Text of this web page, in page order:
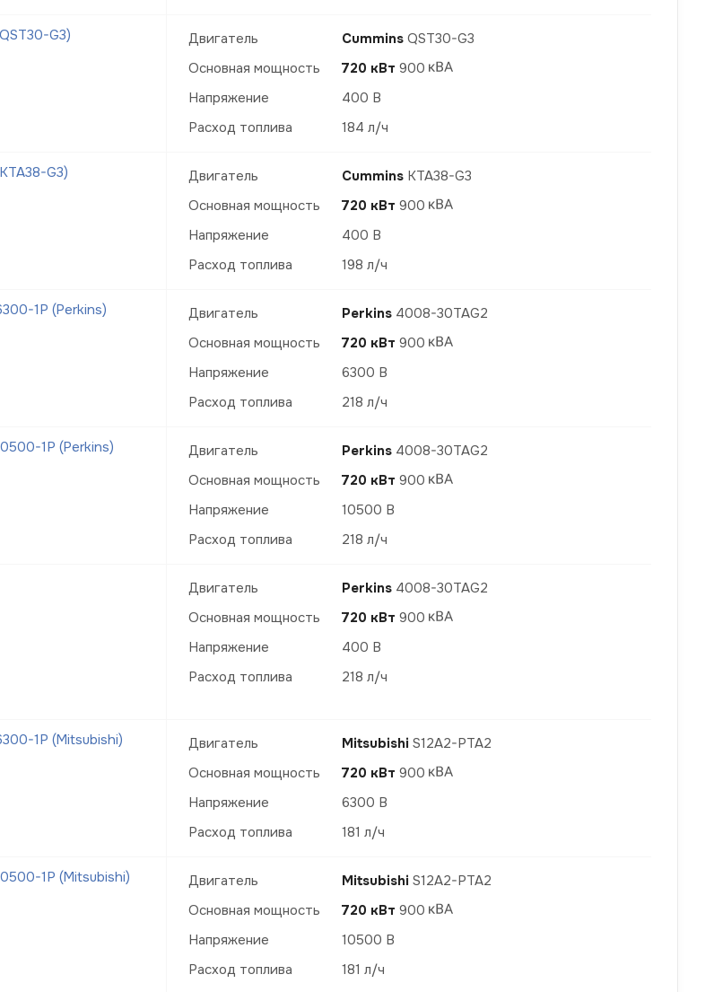
G3)
Двигатель Cummins QST30-G3
Основная мощность
720 кВт 900
Напряжение
400 В
Расход топлива
184 л/ч
G3)
Двигатель Cummins KTA38-G3
Основная мощность
720 кВт 900
Напряжение
400 В
Расход топлива
198 л/ч
1Р (Perkins)
Двигатель Perkins 4008-30TAG2
Основная мощность
720 кВт 900
Напряжение
6300 В
Расход топлива
218 л/ч
1Р (Perkins)
Двигатель Perkins 4008-30TAG2
Основная мощность
720 кВт 900
Напряжение
10500 В
Расход топлива
218 л/ч
Двигатель Perkins 4008-30TAG2
Основная мощность
720 кВт 900
Напряжение
400 В
Расход топлива
218 л/ч
1Р (Mitsubishi)
Двигатель Mitsubishi S12A2-PTA2
Основная мощность
720 кВт 900
Напряжение
6300 В
Расход топлива
181 л/ч
1Р (Mitsubishi)
Двигатель Mitsubishi S12A2-PTA2
Основная мощность
720 кВт 900
Напряжение
10500 В
Расход топлива
181 л/ч